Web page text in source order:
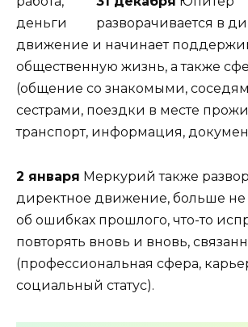
разворачивается в
движение и начинает
общественную жизнь, а также
(общение со знакомыми,
сестрами, поездки в месте
транспорт, информация,
2 января Меркурий также
директное движение, больше не
об ошибках прошлого, что-то
повторять вновь и вновь,
(профессиональная сфера,
социальный статус).